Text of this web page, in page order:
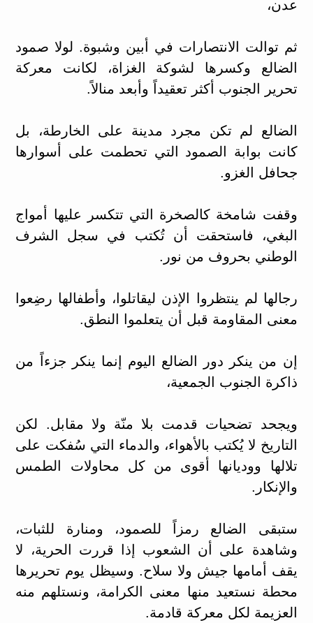
عدن،
ثم توالت الانتصارات في أبين وشبوة. لولا صمود
الضالع وكسرها لشوكة الغزاة، لكانت معركة
تحرير الجنوب أكثر تعقيداً وأبعد منالاً.
الضالع لم تكن مجرد مدينة على الخارطة، بل
كانت بوابة الصمود التي تحطمت على أسوارها
جحافل الغزو.
وقفت شامخة كالصخرة التي تتكسر عليها أمواج
البغي، فاستحقت أن تُكتب في سجل الشرف
الوطني بحروف من نور.
رجالها لم ينتظروا الإذن ليقاتلوا، وأطفالها رضِعوا
معنى المقاومة قبل أن يتعلموا النطق.
إن من ينكر دور الضالع اليوم إنما ينكر جزءاً من
ذاكرة الجنوب الجمعية،
ويجحد تضحيات قدمت بلا منّة ولا مقابل. لكن
التاريخ لا يُكتب بالأهواء، والدماء التي سُفكت على
تلالها ووديانها أقوى من كل محاولات الطمس
والإنكار.
ستبقى الضالع رمزاً للصمود، ومنارة للثبات،
وشاهدة على أن الشعوب إذا قررت الحرية، لا
يقف أمامها جيش ولا سلاح. وسيظل يوم تحريرها
محطة نستعيد منها معنى الكرامة، ونستلهم منه
العزيمة لكل معركة قادمة.